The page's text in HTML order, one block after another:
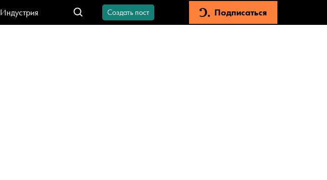
Индустрия
Создать пост Подписаться